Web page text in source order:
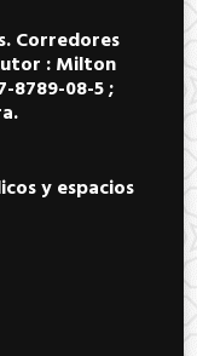
Corredores
: Milton
8789-08-5 ;
y espacios